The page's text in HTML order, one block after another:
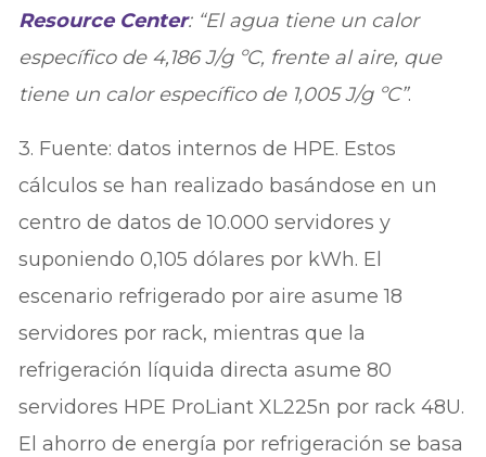
Resource Center: “El agua tiene un calor
específico de 4,186 J/g ºC, frente al aire, que
tiene un calor específico de 1,005 J/g ºC”.
3. Fuente: datos internos de HPE. Estos
cálculos se han realizado basándose en un
centro de datos de 10.000 servidores y
suponiendo 0,105 dólares por kWh. El
escenario refrigerado por aire asume 18
servidores por rack, mientras que la
refrigeración líquida directa asume 80
servidores HPE ProLiant XL225n por rack 48U.
El ahorro de energía por refrigeración se basa